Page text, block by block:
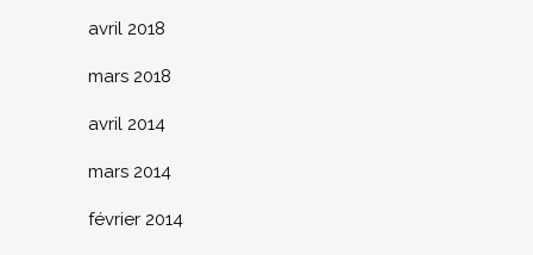
avril 2018
mars 2018
avril 2014
mars 2014
février 2014